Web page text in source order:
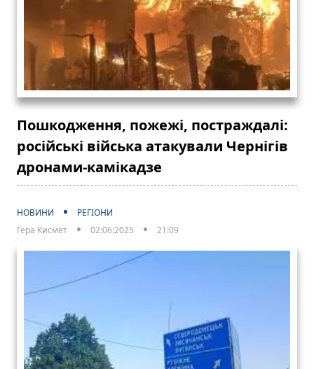
Пошкодження, пожежі, постраждалі:
російські війська атакували Чернігів
дронами-камікадзе
НОВИНИ
РЕГІОНИ
Гера Кисмет
02:06:2025 21:09